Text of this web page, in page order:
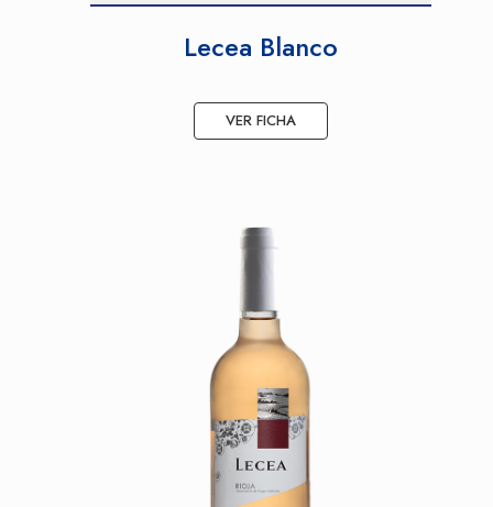
Lecea Blanco
VER FICHA